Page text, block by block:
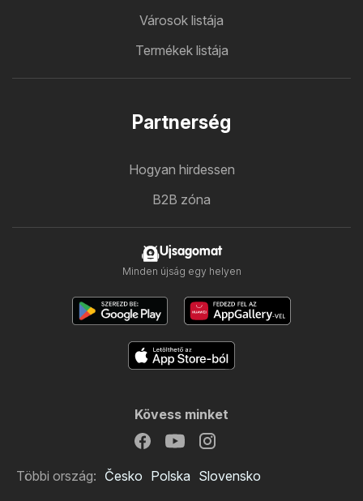
Városok listája
Termékek listája
Partnerség
Hogyan hirdessen
B2B zóna
Ujsagomat
Minden újság egy helyen
Kövess minket
Többi ország: Česko Polska Slovensko